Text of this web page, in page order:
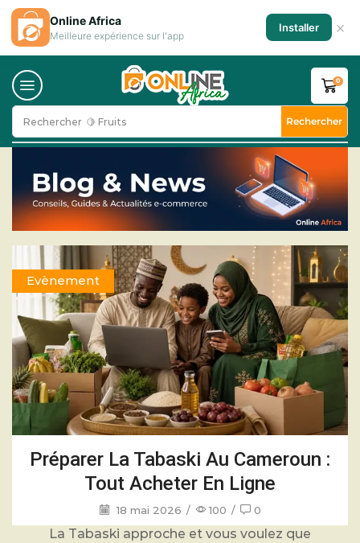
Rechercher 🍋 Fruits Rechercher
0
Evènement
Préparer La Tabaski Au Cameroun :
Tout Acheter En Ligne
18 mai 2026 / 100 / 0
La Tabaski approche et vous voulez que
Online Africa
Meilleure expérience sur l'app
Installer ×